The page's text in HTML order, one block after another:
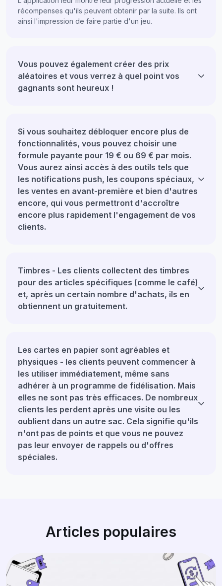
récompenses qu'ils peuvent obtenir par la suite. Ils ont
ainsi l'impression de faire partie d'un jeu.
Vous pouvez également créer des prix
aléatoires et vous verrez à quel point vos
gagnants sont heureux !
Si vous souhaitez débloquer encore plus de
fonctionnalités, vous pouvez choisir une
formule payante pour 19 € ou 69 € par mois.
Vous aurez ainsi accès à des outils tels que
les notifications push, les coupons spéciaux,
les ventes en avant-première et bien d'autres
encore, qui vous permettront d'accroître
encore plus rapidement l'engagement de vos
clients.
Timbres - Les clients collectent des timbres
pour des articles spécifiques (comme le café)
et, après un certain nombre d'achats, ils en
obtiennent un gratuitement.
Les cartes en papier sont agréables et
physiques - les clients peuvent commencer à
les utiliser immédiatement, même sans
adhérer à un programme de fidélisation. Mais
elles ne sont pas très efficaces. De nombreux
clients les perdent après une visite ou les
oublient dans un autre sac. Cela signifie qu'ils
n'ont pas de points et que vous ne pouvez
pas leur envoyer de rappels ou d'offres
spéciales.
Articles populaires